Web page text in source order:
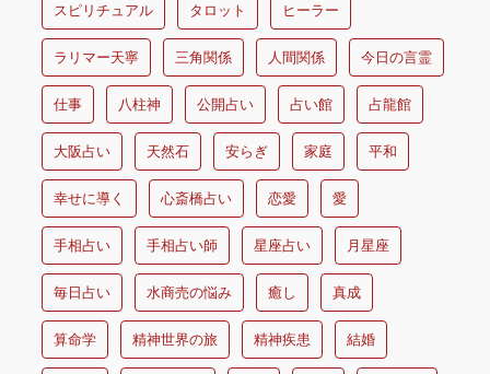
スピリチュアル タロット ヒーラー
ラリマー天寧 三角関係 人間関係 今日の言霊
仕事 八柱神 公開占い 占い館 占龍館
大阪占い 天然石 安らぎ 家庭 平和
幸せに導く 心斎橋占い 恋愛 愛
手相占い 手相占い師 星座占い 月星座
毎日占い 水商売の悩み 癒し 真成
算命学 精神世界の旅 精神疾患 結婚